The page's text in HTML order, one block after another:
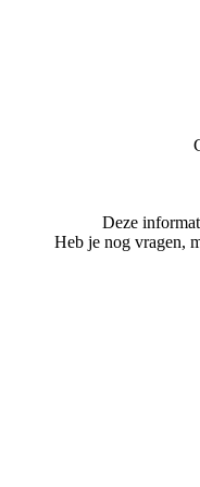
Deze
Heb je nog vragen,